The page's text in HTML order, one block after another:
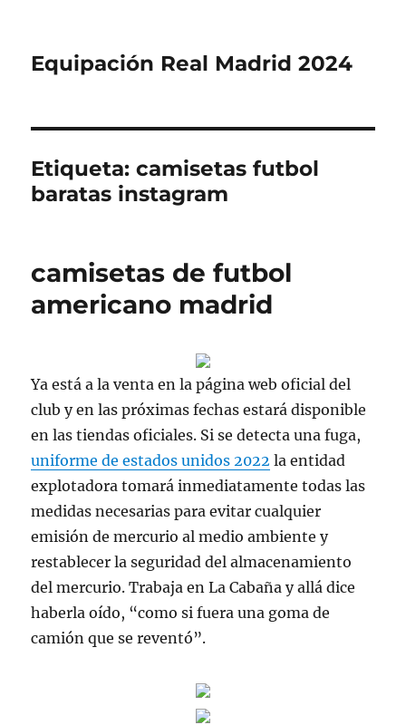
Equipación Real Madrid 2024
Etiqueta:camisetas futbol
baratas instagram
camisetas de futbol
americano madrid
Ya está a la venta en la página web oficial del
club y en las próximas fechas estará disponible
en las tiendas oficiales. Si se detecta una fuga,
uniforme de estados unidos 2022 la entidad
explotadora tomará inmediatamente todas las
medidas necesarias para evitar cualquier
emisión de mercurio al medio ambiente y
restablecer la seguridad del almacenamiento
del mercurio. Trabaja en La Cabaña y allá dice
haberla oído, “como si fuera una goma de
camión que se reventó”.